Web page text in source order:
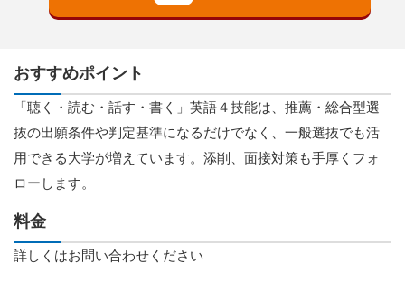
おすすめポイント
「聴く・読む・話す・書く」英語４技能は、推薦・総合型選
抜の出願条件や判定基準になるだけでなく、一般選抜でも活
用できる大学が増えています。添削、面接対策も手厚くフォ
ローします。
料金
詳しくはお問い合わせください